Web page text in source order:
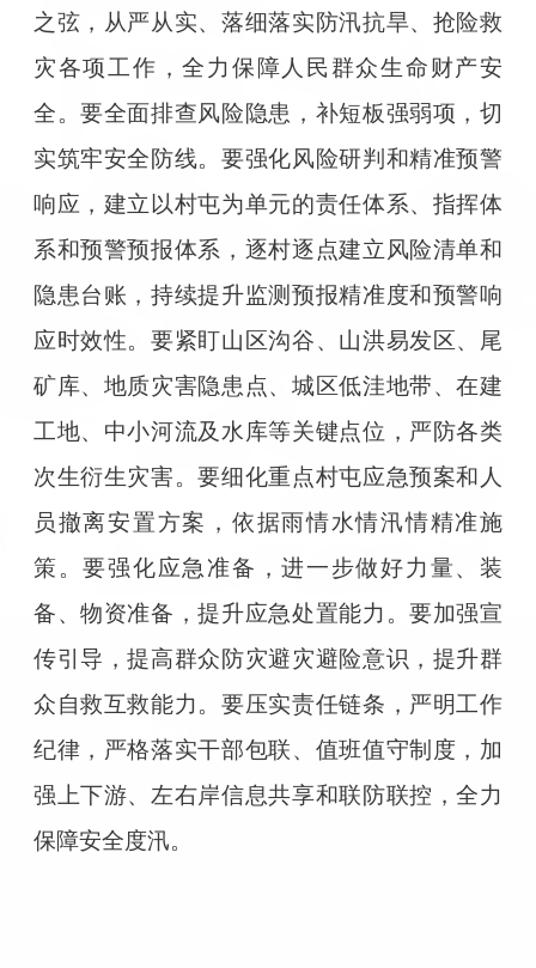
之弦，从严从实、落细落实防汛抗旱、抢险救
灾各项工作，全力保障人民群众生命财产安
全。要全面排查风险隐患，补短板强弱项，切
实筑牢安全防线。要强化风险研判和精准预警
响应，建立以村屯为单元的责任体系、指挥体
系和预警预报体系，逐村逐点建立风险清单和
隐患台账，持续提升监测预报精准度和预警响
应时效性。要紧盯山区沟谷、山洪易发区、尾
矿库、地质灾害隐患点、城区低洼地带、在建
工地、中小河流及水库等关键点位，严防各类
次生衍生灾害。要细化重点村屯应急预案和人
员撤离安置方案，依据雨情水情汛情精准施
策。要强化应急准备，进一步做好力量、装
备、物资准备，提升应急处置能力。要加强宣
传引导，提高群众防灾避灾避险意识，提升群
众自救互救能力。要压实责任链条，严明工作
纪律，严格落实干部包联、值班值守制度，加
强上下游、左右岸信息共享和联防联控，全力
保障安全度汛。